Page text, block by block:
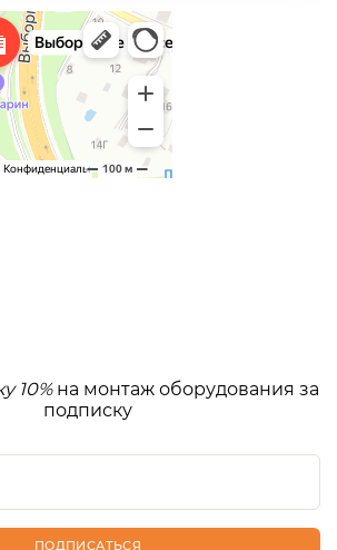
10%на монтаж оборудования за
подписку
ПОДПИСАТЬСЯ